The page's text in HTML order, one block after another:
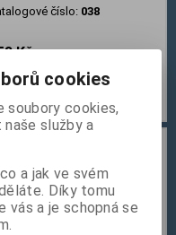
číslo: 038
Kč
cookies
soubory cookies,
služby a
a jak ve svém
Díky tomu
vás a je schopná se